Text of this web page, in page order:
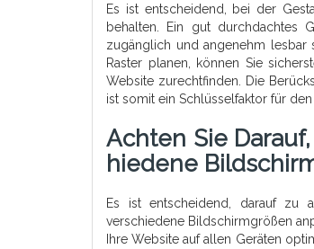
Es ist entscheidend, bei der
behalten. Ein gut durchdachtes
zugänglich und angenehm lesbar
Raster planen, können Sie
Website zurechtfinden. Die
ist somit ein Schlüsselfaktor für
Achten Sie
Hiedene
Es ist entscheidend, darauf zu
verschiedene Bildschirmgrößen
Ihre Website auf allen Geräten